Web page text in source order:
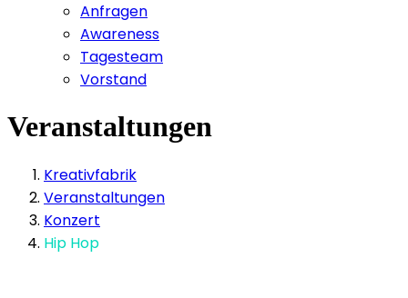
Anfragen
Awareness
Tagesteam
Vorstand
Veranstaltungen
Kreativfabrik
Veranstaltungen
Konzert
Hip Hop